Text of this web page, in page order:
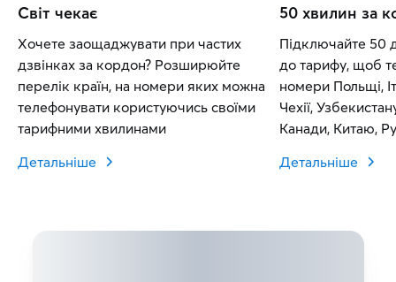
Світ чекає
Хочете заощаджувати при частих
дзвінках за кордон? Розширюйте
перелік країн, на номери яких можна
телефонувати користуючись своїми
тарифними хвилинами
Детальніше
50 хвилин за
Підключайте 50
до тарифу, щоб
номери Польщі,
Чехії,
Канади, Китаю,
Детальніше